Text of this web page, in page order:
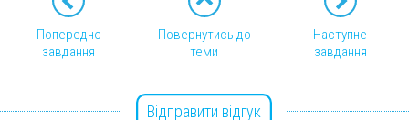
Попереднє
завдання
Повернутись до
теми
Наступне
завдання
Відправити відгук